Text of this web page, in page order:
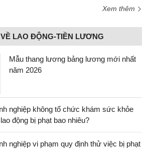
Xem thêm
LAO ĐỘNG-TIỀN LƯƠNG
Mẫu thang lương bảng lương mới nhất
năm 2026
nghiệp không tổ chức khám sức khỏe
động bị phạt bao nhiêu?
nghiệp vi phạm quy định thử việc bị phạt